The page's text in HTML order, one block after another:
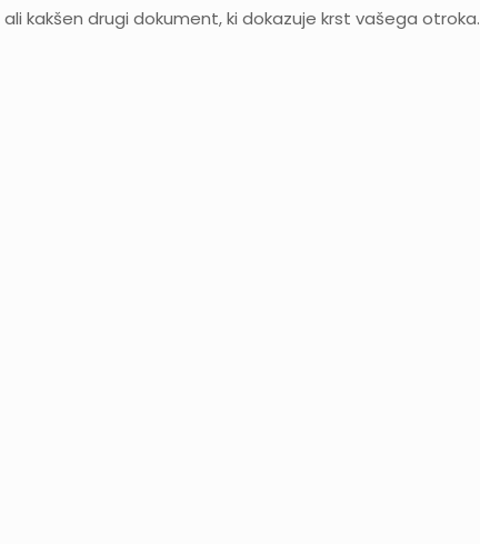
kakšen drugi dokument, ki dokazuje krst vašega otroka.